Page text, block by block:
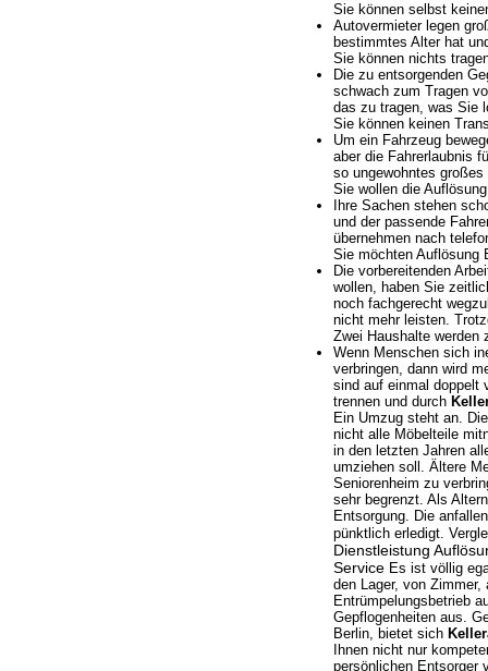
Sie können selbst
Autovermieter legen
bestimmtes Alter hat
Sie können nichts
Die zu entsorgenden
schwach zum Tragen
das zu tragen, was Sie
Sie können keinen
Um ein Fahrzeug
aber die Fahrerlaubnis
so ungewohntes
Sie wollen die
Ihre Sachen stehen
und der passende
übernehmen nach
Sie möchten Auflösung
Die vorbereitenden
wollen, haben Sie
noch fachgerecht
nicht mehr leisten.
Zwei Haushalte werden
Wenn Menschen sich
verbringen, dann wird
sind auf einmal doppelt
trennen und durch
Ein Umzug steht an.
nicht alle Möbelteile
in den letzten Jahren
umziehen soll. Ältere
Seniorenheim zu
sehr begrenzt. Als
Entsorgung. Die
pünktlich erledigt.
Dienstleistung
Service Es ist völlig
den Lager, von
Entrümpelungsbetrieb
Gepflogenheiten aus.
Berlin, bietet sich
Ihnen nicht nur
persönlichen Entsorger